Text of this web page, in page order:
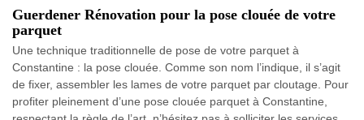
Guerdener Rénovation pour la pose clouée de votre
parquet
Une technique traditionnelle de pose de votre parquet à
Constantine : la pose clouée. Comme son nom l’indique, il s’agit
de fixer, assembler les lames de votre parquet par cloutage. Pour
profiter pleinement d’une pose clouée parquet à Constantine,